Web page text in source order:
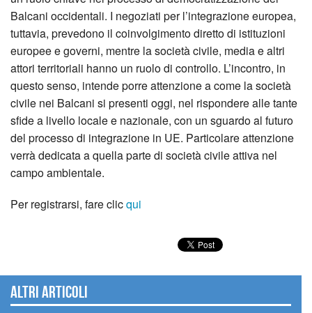
Balcani occidentali. I negoziati per l’integrazione europea,
tuttavia, prevedono il coinvolgimento diretto di istituzioni
europee e governi, mentre la società civile, media e altri
attori territoriali hanno un ruolo di controllo. L’incontro, in
questo senso, intende porre attenzione a come la società
civile nei Balcani si presenti oggi, nel rispondere alle tante
sfide a livello locale e nazionale, con un sguardo al futuro
del processo di integrazione in UE. Particolare attenzione
verrà dedicata a quella parte di società civile attiva nel
campo ambientale.
Per registrarsi, fare clicqui
Altri articoli